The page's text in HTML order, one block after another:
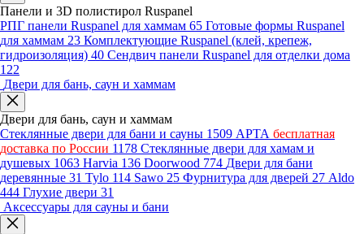
Панели и 3D полистирол Ruspanel
РПГ панели Ruspanel для хаммам 65 Готовые формы Ruspanel
для хаммам 23 Комплектующие Ruspanel (клей, крепеж,
гидроизоляция) 40 Сендвич панели Ruspanel для отделки дома
122
Двери для бань, саун и хаммам
Двери для бань, саун и хаммам
Стеклянные двери для бани и сауны 1509 АРТА бесплатная
доставка по России 1178 Стеклянные двери для хамам и
душевых 1063 Harvia 136 Doorwood 774 Двери для бани
деревянные 31 Tylo 114 Sawo 25 Фурнитура для дверей 27 Aldo
444 Глухие двери 31
Аксессуары для сауны и бани